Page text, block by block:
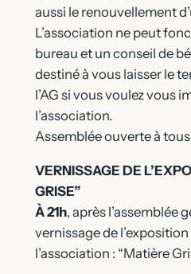
aussi le renouvellement
L’association ne peut
bureau et un conseil de
destiné à vous laisser le
l’AG si vous voulez vous
l’association.
Assemblée ouverte à
VERNISSAGE DE
GRISE”
À 21h, après l’assemblée
vernissage de
l’association : “Matière